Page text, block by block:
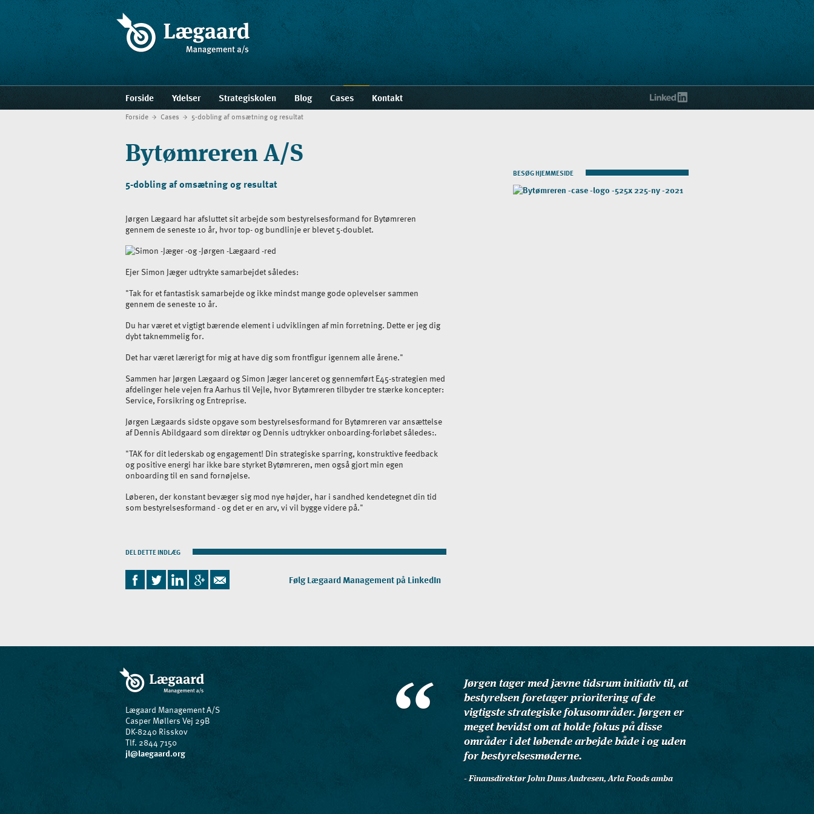
Forside Ydelser Strategiskolen Blog Cases Kontakt
Forside Cases 5-dobling af omsætning og resultat
Bytømreren A/S
5-dobling af omsætning og resultat
Jørgen Lægaard har afsluttet sit arbejde som bestyrelsesformand for Bytømreren
gennem de seneste 10 år, hvor top- og bundlinje er blevet5-doublet.
Ejer Simon Jæger udtrykte samarbejdet således:
"Tak for et fantastisk samarbejde og ikke mindst mange gode oplevelser sammen
gennem de seneste 10 år.
Du har været et vigtigt bærende element i udviklingen af min forretning. Dette er jeg dig
dybt taknemmelig for.
Det har været lærerigt for mig at have dig som frontfigur igennem alle årene."
Sammen har Jørgen Lægaard og Simon Jæger lanceret og gennemført E45-strategien med
afdelinger hele vejen fra Aarhus til Vejle, hvor Bytømreren tilbyder tre stærke koncepter:
Service, Forsikring og Entreprise.
Jørgen Lægaards sidste opgave som bestyrelsesformand for Bytømreren var ansættelse
af Dennis Abildgaard som direktør og Dennis udtrykker onboarding-forløbet således:.
"TAK for dit lederskab og engagement! Din strategiske sparring, konstruktive feedback
og positive energi har ikke bare styrket Bytømreren, men også gjort min egen
onboarding til en sand fornøjelse.
Løberen, der konstant bevæger sig mod nye højder, har i sandhed kendetegnet din tid
som bestyrelsesformand - og det er en arv, vi vil bygge videre på."
DEL DETTE INDLÆG
Følg Lægaard Management på LinkedIn
BESØG HJEMMESIDE
Lægaard Management A/S
Casper Møllers Vej 29B
DK-8240 Risskov
Tlf. 2844 7150
jl@laegaard.org
Jørgen tager med jævne tidsrum initiativ til, at
bestyrelsen foretager prioritering af de
vigtigste strategiske fokusområder. Jørgen er
meget bevidst om at holde fokus på disse
områder i det løbende arbejde både i og uden
for bestyrelsesmøderne.
- Finansdirektør John Duus Andresen, Arla Foods amba